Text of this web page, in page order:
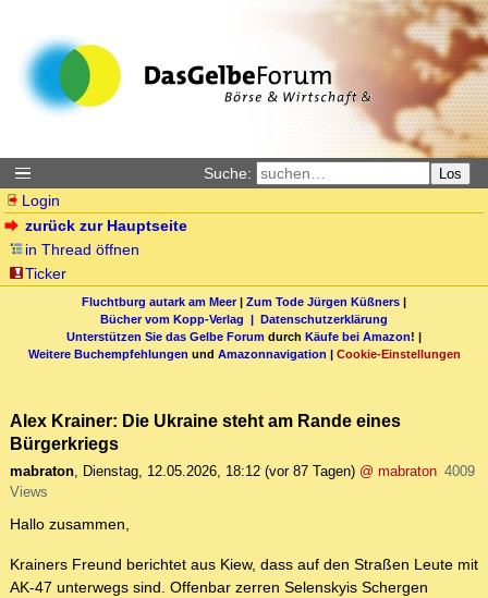
Suche: Los
Login
zurück zur Hauptseite
in Thread öffnen
Ticker
Fluchtburg autark am Meer| Zum Tode Jürgen Küßners |
Bücher vom Kopp-Verlag | Datenschutzerklärung
Unterstützen Sie das Gelbe Forum durch Käufe bei Amazon! |
Weitere Buchempfehlungen und Amazonnavigation | Cookie-Einstellungen
Alex Krainer: Die Ukraine steht am Rande eines
Bürgerkriegs
mabraton, Dienstag, 12.05.2026, 18:12 (vor 87 Tagen) @ mabraton 4009
Views
Hallo zusammen,
Krainers Freund berichtet aus Kiew, dass auf den Straßen Leute mit
AK-47 unterwegs sind. Offenbar zerren Selenskyis Schergen